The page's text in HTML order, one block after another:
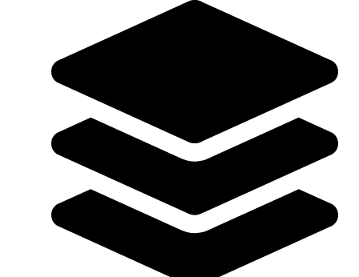
tanga sports® Ballnadeln, 10er-Set
5,10 €
Zum Produkt
Sofort lieferbar